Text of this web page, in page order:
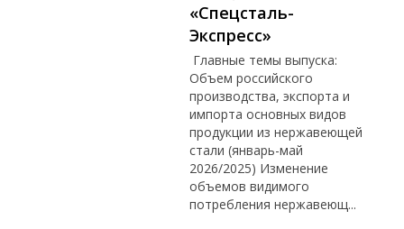
«Спецсталь-
Экспресс»
Главные темы выпуска:
Объем российского
производства, экспорта и
импорта основных видов
продукции из нержавеющей
стали (январь-май
2026/2025) Изменение
объемов видимого
потребления нержавеющ...